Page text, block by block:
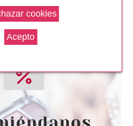
ARGAN
COLLECTION
250 ML
desde
5.95€